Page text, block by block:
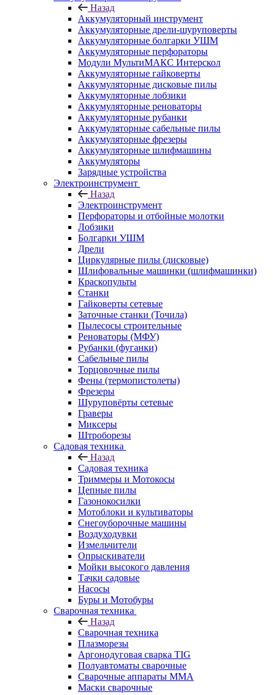
Назад
Аккумуляторный инструмент
Аккумуляторные дрели-шуруповерты
Аккумуляторные болгарки УШМ
Аккумуляторные перфораторы
Модули МультиМАКС Интерскол
Аккумуляторные гайковерты
Аккумуляторные дисковые пилы
Аккумуляторные лобзики
Аккумуляторные реноваторы
Аккумуляторные рубанки
Аккумуляторные сабельные пилы
Аккумуляторные фрезеры
Аккумуляторные шлифмашины
Аккумуляторы
Зарядные устройства
Электроинструмент
Назад
Электроинструмент
Перфораторы и отбойные молотки
Лобзики
Болгарки УШМ
Дрели
Циркулярные пилы (дисковые)
Шлифовальные машинки (шлифмашинки)
Краскопульты
Станки
Гайковерты сетевые
Заточные станки (Точила)
Пылесосы строительные
Реноваторы (МФУ)
Рубанки (фуганки)
Сабельные пилы
Торцовочные пилы
Фены (термопистолеты)
Фрезеры
Шуруповёрты сетевые
Граверы
Миксеры
Штроборезы
Садовая техника
Назад
Садовая техника
Триммеры и Мотокосы
Цепные пилы
Газонокосилки
Мотоблоки и культиваторы
Снегоуборочные машины
Воздуходувки
Измельчители
Опрыскиватели
Мойки высокого давления
Тачки садовые
Насосы
Буры и Мотобуры
Сварочная техника
Назад
Сварочная техника
Плазморезы
Аргонодуговая сварка TIG
Полуавтоматы сварочные
Сварочные аппараты ММА
Маски сварочные